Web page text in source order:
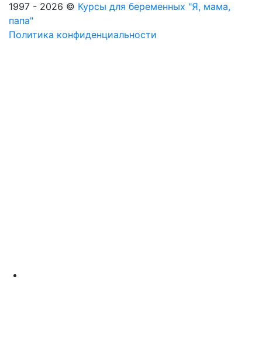
1997 - 2026 © Курсы для беременных "Я, мама,
папа"
Политика конфиденциальности